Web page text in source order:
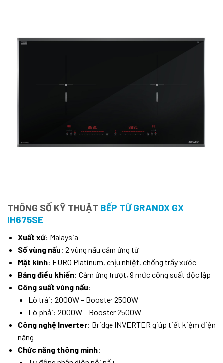
THÔNG SỐ KỸ THUẬT BẾP TỪ GRANDX GX
IH675SE
Xuất xứ: Malaysia
Số vùng nấu: 2 vùng nấu cảm ứng từ
Mặt kính: EURO Platinum, chịu nhiệt, chống trầy xước
Bảng điều khiển: Cảm ứng trượt, 9 mức công suất độc lập
Công suất vùng nấu:
Lò trái: 2000W – Booster 2500W
Lò phải: 2000W – Booster 2500W
Công nghệ Inverter: Bridge INVERTER giúp tiết kiệm điện
năng
Chức năng thông minh: